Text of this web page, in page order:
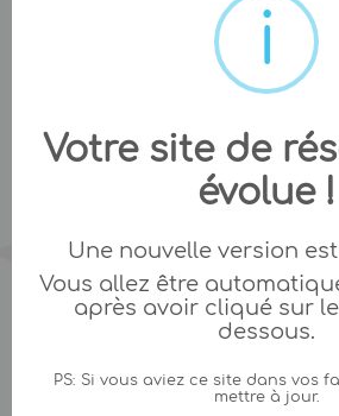
Votre site de
évolue !
Une nouvelle version
Vous allez être
après avoir cliqué sur
dessous.
PS: Si vous aviez ce site dans vos
mettre à jour.